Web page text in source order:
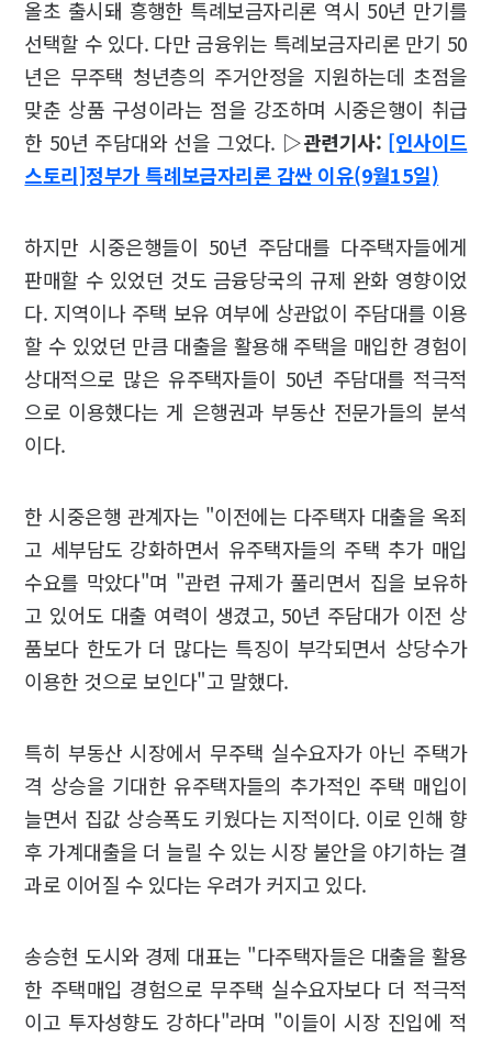
올초 출시돼 흥행한 특례보금자리론 역시 50년 만기를
선택할 수 있다. 다만 금융위는 특례보금자리론 만기 50
년은 무주택 청년층의 주거안정을 지원하는데 초점을
맞춘 상품 구성이라는 점을 강조하며 시중은행이 취급
한 50년 주담대와 선을 그었다. ▷관련기사: [인사이드
스토리]정부가 특례보금자리론 감싼 이유(9월15일)
하지만 시중은행들이 50년 주담대를 다주택자들에게
판매할 수 있었던 것도 금융당국의 규제 완화 영향이었
다. 지역이나 주택 보유 여부에 상관없이 주담대를 이용
할 수 있었던 만큼 대출을 활용해 주택을 매입한 경험이
상대적으로 많은 유주택자들이 50년 주담대를 적극적
으로 이용했다는 게 은행권과 부동산 전문가들의 분석
이다.
한 시중은행 관계자는 "이전에는 다주택자 대출을 옥죄
고 세부담도 강화하면서 유주택자들의 주택 추가 매입
수요를 막았다"며 "관련 규제가 풀리면서 집을 보유하
고 있어도 대출 여력이 생겼고, 50년 주담대가 이전 상
품보다 한도가 더 많다는 특징이 부각되면서 상당수가
이용한 것으로 보인다"고 말했다.
특히 부동산 시장에서 무주택 실수요자가 아닌 주택가
격 상승을 기대한 유주택자들의 추가적인 주택 매입이
늘면서 집값 상승폭도 키웠다는 지적이다. 이로 인해 향
후 가계대출을 더 늘릴 수 있는 시장 불안을 야기하는 결
과로 이어질 수 있다는 우려가 커지고 있다.
송승현 도시와 경제 대표는 "다주택자들은 대출을 활용
한 주택매입 경험으로 무주택 실수요자보다 더 적극적
이고 투자성향도 강하다"라며 "이들이 시장 진입에 적